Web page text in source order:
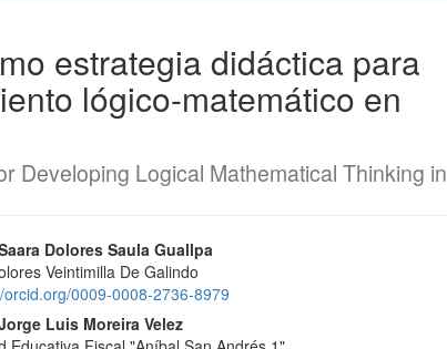
EQUIPO EDITORIAL
¿CÓMO REGISTRARSE?
CONTACTO
ENVÍOS
estrategia didáctica para
lógico-matemático en
Developing Logical Mathematical Thinking in
Dolores Saula Guallpa
Veintimilla De Galindo
orcid.org/0009-0008-2736-8979
Luis Moreira Velez